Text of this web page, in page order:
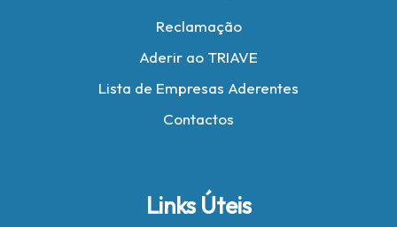
Reclamação
Aderir ao TRIAVE
Lista de Empresas Aderentes
Contactos
Links Úteis